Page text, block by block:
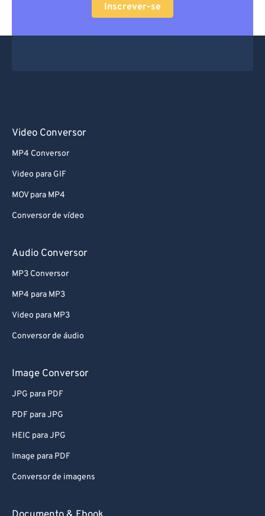
Inscrever-se
Video Conversor
MP4 Conversor
Video para GIF
MOV para MP4
Conversor de vídeo
Audio Conversor
MP3 Conversor
MP4 para MP3
Video para MP3
Conversor de áudio
Image Conversor
JPG para PDF
PDF para JPG
HEIC para JPG
Image para PDF
Conversor de imagens